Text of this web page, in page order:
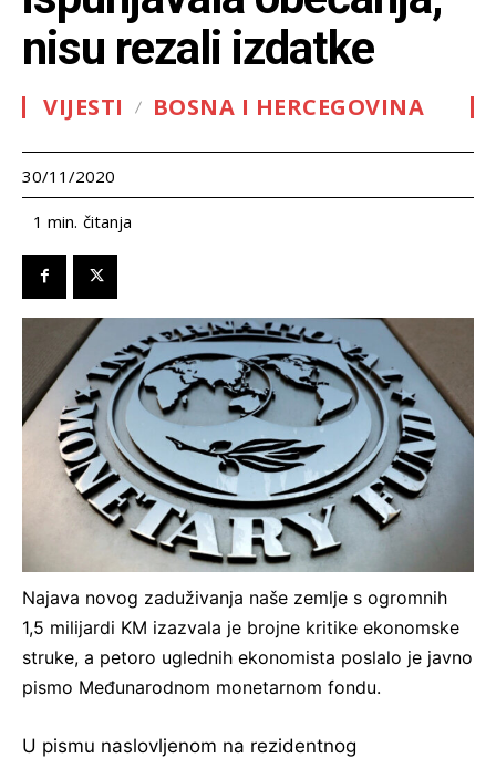
nisu rezali izdatke
VIJESTI BOSNA I HERCEGOVINA
30/11/2020
1 min. čitanja
Najava novog zaduživanja naše zemlje s ogromnih
1,5 milijardi KM izazvala je brojne kritike ekonomske
struke, a petoro uglednih ekonomista poslalo je javno
pismo Međunarodnom monetarnom fondu.
U pismu naslovljenom na rezidentnog